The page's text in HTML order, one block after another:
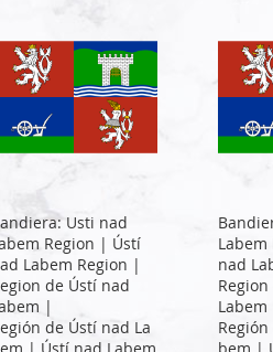
Usti nad
Region | Ústí
Labem Region |
de Ústí nad
|
de Ústí nad La
nad
Labem